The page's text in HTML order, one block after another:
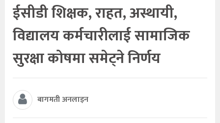
ईसीडी शिक्षक, राहत, अस्थायी,
विद्यालय कर्मचारीलाई सामाजिक
सुरक्षा कोषमा समेट्ने निर्णय
बागमती अनलाइन